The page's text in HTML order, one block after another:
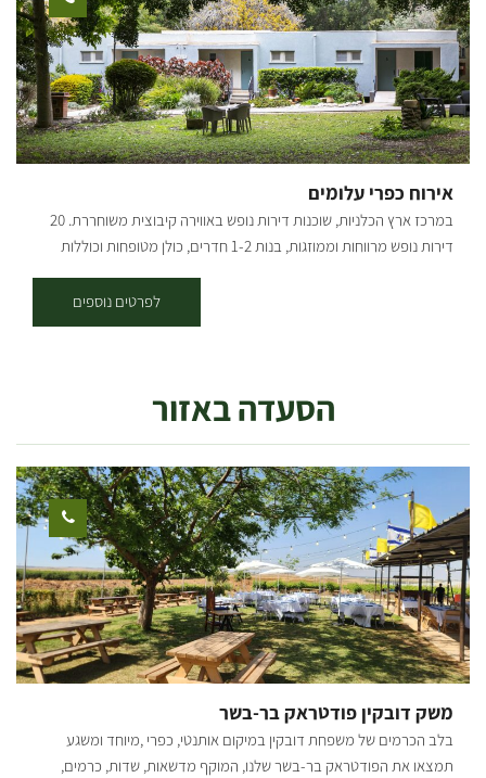
אירוח כפרי עלומים
במרכז ארץ הכלניות, שוכנות דירות נופש באווירה קיבוצית משוחררת. 20
דירות נופש מרווחות וממוזגות, בנות 1-2 חדרים, כולן מטופחות וכוללות
ומוקפות בנוי מיוחד ומטופח, מדשאות, פרחים ופינות חמד רבות. ארוחות
בכשרות מהודרת מוגשות בחדר האוכל בקיבוץ. האירוח מתאים לקהל דתי,
נפרדות וכן אולם התכנסות ומשחקייה לילדים. במקום חניות לנכים, שבילים
מרווחים ושירותי נכים עם מאחזים. ישנן דירות מונגשות לנכים, וכך גם בית
בעלומים לפרטיים פתוח רק באמצע שבוע. קבוצות, חיילים ועובדים -
יכולים להזמין גם לסופ"ש. תודה על ההבנה, צוות תיירות עלומים.
לפרטים נוספים
הסעדה באזור
משק דובקין פודטראק בר-בשר
בלב הכרמים של משפחת דובקין במיקום אותנטי, כפרי ,מיוחד ומשגע
תמצאו את הפודטראק בר-בשר שלנו, המוקף מדשאות, שדות, כרמים,